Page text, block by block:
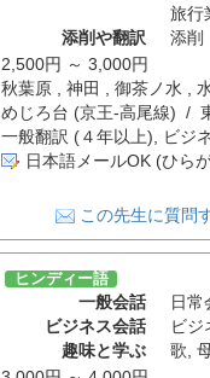
旅行
添削や翻訳
添削
2,500円 ～ 3,000円
秋葉原 , 神田 , 御茶ノ水 ,
めじろ台 (京王-高尾線) /
一般翻訳 (４年以上), ビジ
日本語メールOK (ひら
この先生に質問
ヒンディー語
一般会話 日常
ビジネス会話
ビジ
趣味と学ぶ
歌